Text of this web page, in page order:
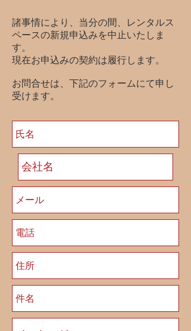
諸事情により、当分の間、レンタルス
ペースの新規申込みを中止いたしま
す。
​現在お申込みの契約は履行します。
お問合せは、下記のフォームにて申し
受けます。